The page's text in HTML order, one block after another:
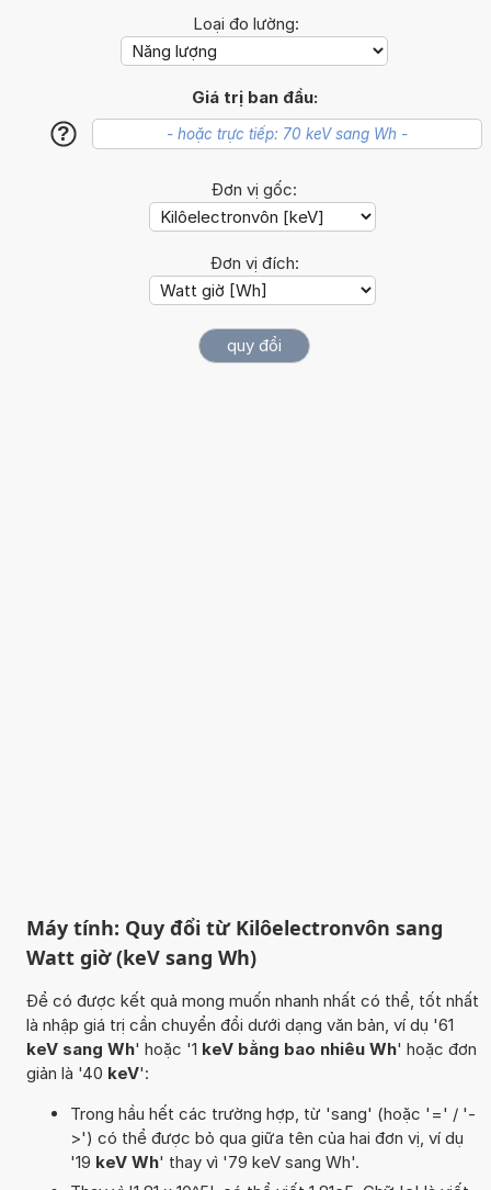
Loại đo lường:
Giá trị ban đầu:
?
Đơn vị gốc:
Đơn vị đích:
Máy tính: Quy đổi từ Kilôelectronvôn sang
Watt giờ (keV sang Wh)
Để có được kết quả mong muốn nhanh nhất có thể, tốt nhất
là nhập giá trị cần chuyển đổi dưới dạng văn bản, ví dụ '61
keV sang Wh' hoặc '1 keV bằng bao nhiêu Wh' hoặc đơn
giản là '40 keV':
Trong hầu hết các trường hợp, từ 'sang' (hoặc '=' / '-
>') có thể được bỏ qua giữa tên của hai đơn vị, ví dụ
'19 keV Wh' thay vì '79 keV sang Wh'.